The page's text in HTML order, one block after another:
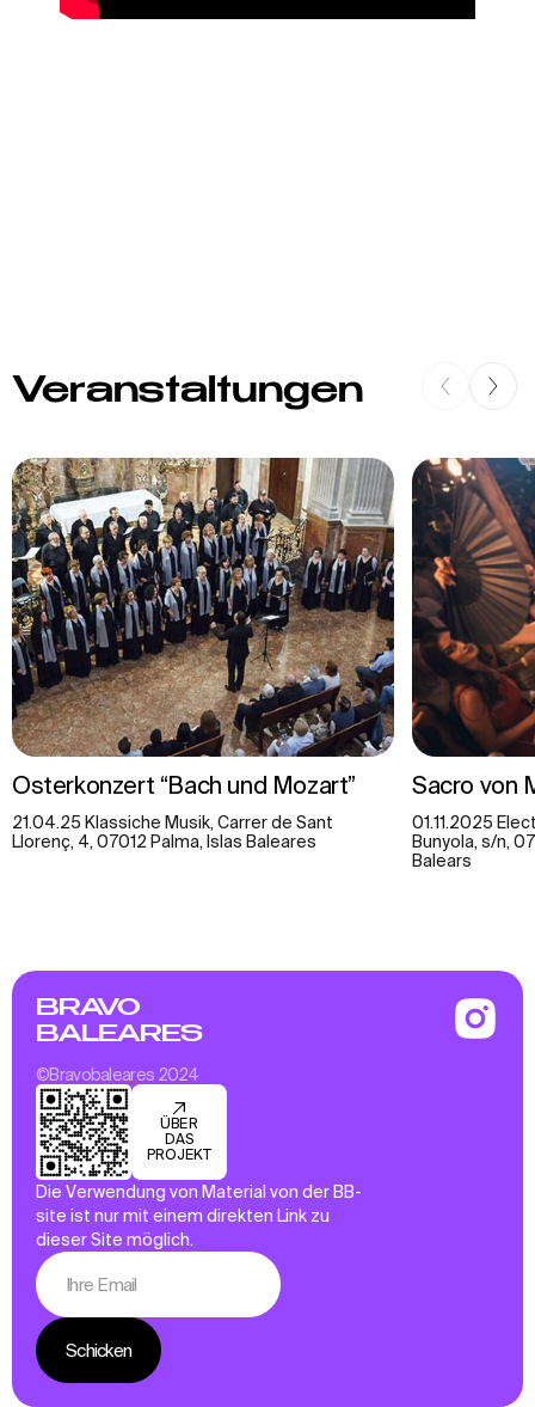
Veranstaltungen
Osterkonzert “Bach und Mozart”
21.04.25 Klassiche Musik, Carrer de Sant
Llorenç, 4, 07012 Palma, Islas Baleares
Sacro von
01.11.2025
Bunyola, s/n,
Balears
BRAVO
BALEARES
©Bravobaleares 2024
ÜBER
DAS
PROJEKT
Die Verwendung von Material von der BB-
site ist nur mit einem direkten Link zu
dieser Site möglich.